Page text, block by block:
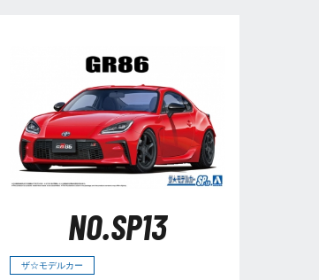
NO.SP13
ザ☆モデルカー